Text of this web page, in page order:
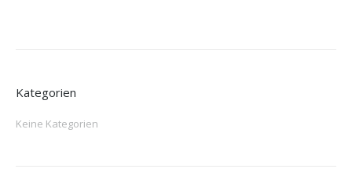
Kategorien
Keine Kategorien